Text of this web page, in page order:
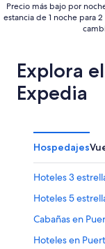
Precio más bajo por
estancia de 1 noche para
Explora
Expedia
Hospedajes
Hoteles 3
Hoteles 5
Cabañas en
Hoteles en